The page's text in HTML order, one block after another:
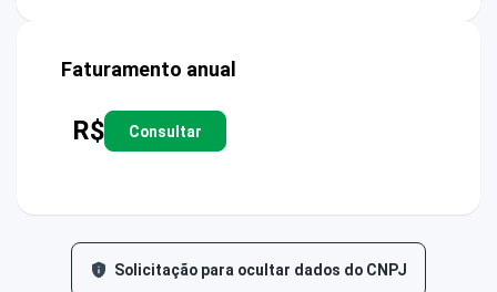
Faturamento anual
R$ Consultar
Solicitação para ocultar dados do CNPJ